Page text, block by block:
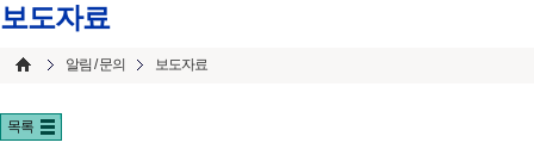
보도자료
알림 / 문의 보도자료
목록